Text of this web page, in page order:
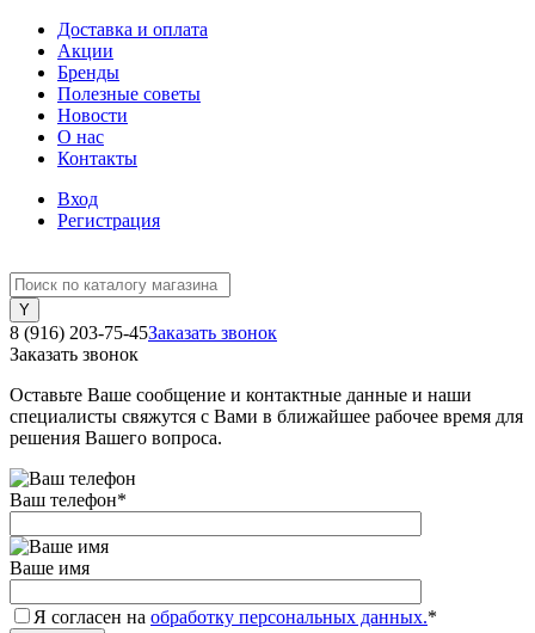
Доставка и оплата
Акции
Бренды
Полезные советы
Новости
О нас
Контакты
Вход
Регистрация
8 (916) 203-75-45Заказать звонок
Заказать звонок
Оставьте Ваше сообщение и контактные данные и наши
специалисты свяжутся с Вами в ближайшее рабочее время для
решения Вашего вопроса.
Ваш телефон*
Ваше имя
Я согласен на обработку персональных данных.*